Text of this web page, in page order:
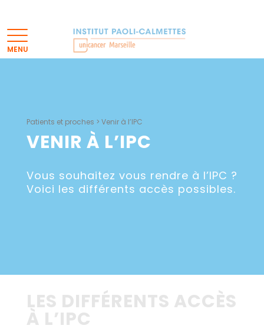
Patients et proches > Venir à l’IPC
VENIR À L’IPC
Vous souhaitez vous rendre à l’IPC ?
Voici les différents accès possibles.
LES DIFFÉRENTS ACCÈS
À L’IPC